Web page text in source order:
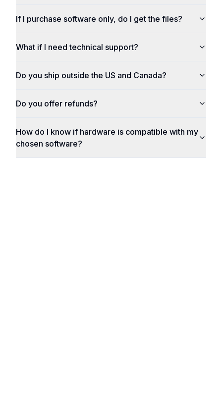
If I purchase software only, do I get the files?
What if I need technical support?
Do you ship outside the US and Canada?
Do you offer refunds?
How do I know if hardware is compatible with my
chosen software?